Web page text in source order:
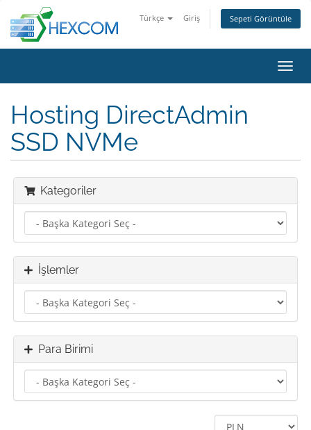
Türkçe Giriş Sepeti Görüntüle
Hosting DirectAdmin
SSD NVMe
Kategoriler
İşlemler
Para Birimi